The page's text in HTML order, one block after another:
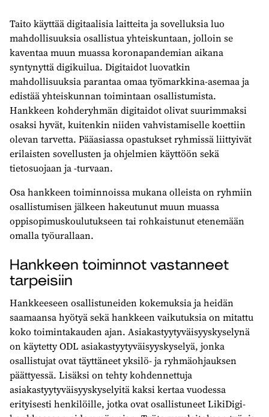
Taito käyttää digitaalisia laitteita ja sovelluksia luo
mahdollisuuksia osallistua yhteiskuntaan, jolloin se
kaventaa muun muassa koronapandemian aikana
syntynyttä digikuilua. Digitaidot luovatkin
mahdollisuuksia parantaa omaa työmarkkina-asemaa ja
edistää yhteiskunnan toimintaan osallistumista.
Hankkeen kohderyhmän digitaidot olivat suurimmaksi
osaksi hyvät, kuitenkin niiden vahvistamiselle koettiin
olevan tarvetta. Pääasiassa opastukset ryhmissä liittyivät
erilaisten sovellusten ja ohjelmien käyttöön sekä
tietosuojaan ja -turvaan.
Osa hankkeen toiminnoissa mukana olleista on ryhmiin
osallistumisen jälkeen hakeutunut muun muassa
oppisopimuskoulutukseen tai rohkaistunut etenemään
omalla työurallaan.
Hankkeen toiminnot vastanneet
tarpeisiin
Hankkeeseen osallistuneiden kokemuksia ja heidän
saamaansa hyötyä sekä hankkeen vaikutuksia on mitattu
koko toimintakauden ajan. Asiakastyytyväisyyskyselynä
on käytetty ODL asiakastyytyväisyyskyselyä, jonka
osallistujat ovat täyttäneet yksilö- ja ryhmäohjauksen
päättyessä. Lisäksi on tehty kohdennettuja
asiakastyytyväisyyskyselyitä kaksi kertaa vuodessa
erityisesti henkilöille, jotka ovat osallistuneet LikiDigi-